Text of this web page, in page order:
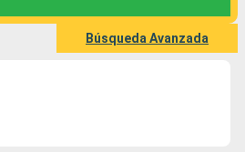
Búsqueda Avanzada